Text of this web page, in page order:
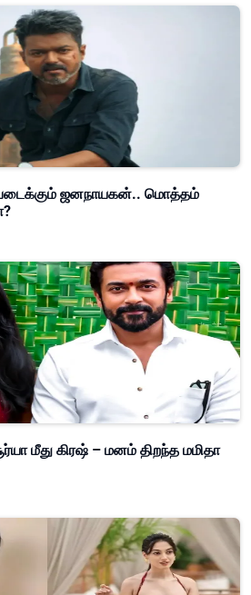
படைக்கும் ஜனநாயகன்.. மொத்தம்
மீது கிரஷ் – மனம் திறந்த மமிதா